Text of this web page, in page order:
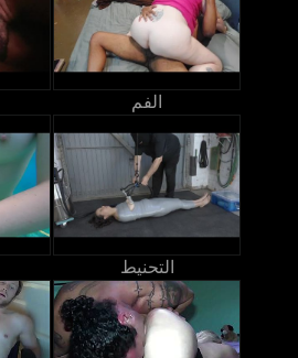
الفم
التحنيط